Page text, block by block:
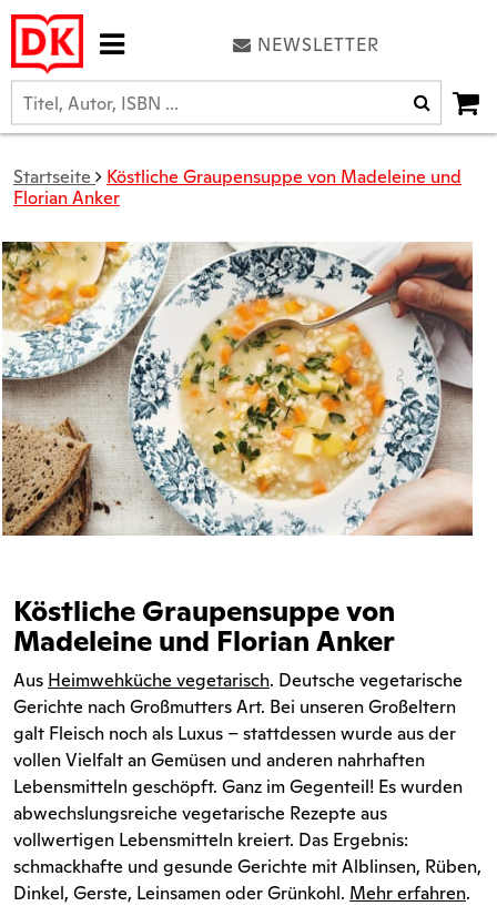
NEWSLETTER
Startseite
Köstliche Graupensuppe von Madeleine und
Florian Anker
Köstliche Graupensuppe von
Madeleine und Florian Anker
Aus Heimwehküche vegetarisch. Deutsche vegetarische
Gerichte nach Großmutters Art. Bei unseren Großeltern
galt Fleisch noch als Luxus – stattdessen wurde aus der
vollen Vielfalt an Gemüsen und anderen nahrhaften
Lebensmitteln geschöpft. Ganz im Gegenteil! Es wurden
abwechslungsreiche vegetarische Rezepte aus
vollwertigen Lebensmitteln kreiert. Das Ergebnis:
schmackhafte und gesunde Gerichte mit Alblinsen, Rüben,
Dinkel, Gerste, Leinsamen oder Grünkohl. Mehr erfahren.